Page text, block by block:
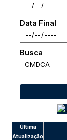
Data Final
Busca
Última
Atualização